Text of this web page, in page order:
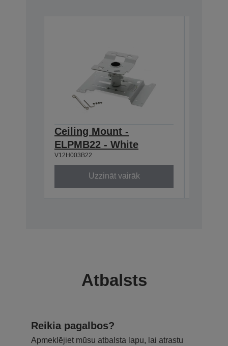
Ceiling Mount -
ELPMB22 - White
V12H003B22
Uzzināt vairāk
Atbalsts
Reikia pagalbos?
Apmeklējiet mūsu atbalsta lapu, lai atrastu